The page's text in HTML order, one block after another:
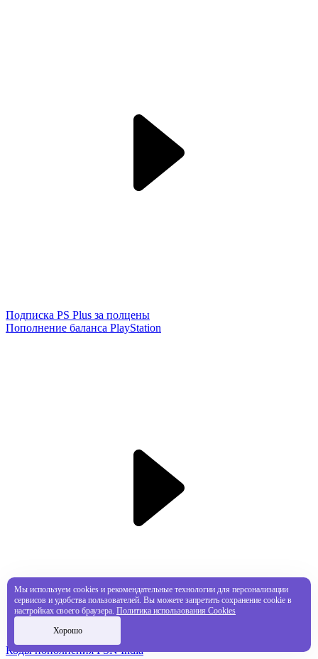
Подписка PS Plus за полцены
Пополнение баланса PlayStation
Коды пополнения PSN India
Мы используем cookies и рекомендательные технологии для персонализации
сервисов и удобства пользователей. Вы можете запретить сохранение cookie в
настройках своего браузера. Политика использования Cookies
Хорошо